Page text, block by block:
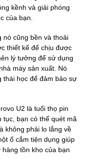
kềnh và giải phóng
của bạn.
nó cũng bền và thoải
thiết kế để chịu được
lý tưởng để sử dụng
máy sản xuất. Nó
thái học để đảm bảo sự
U2 là tuổi thọ pin
tục, bạn có thể quét mã
không phải lo lắng về
ổ cắm tiện dụng giúp
tồn kho của bạn